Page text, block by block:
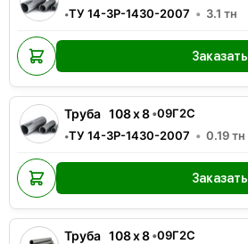
•ТУ 14-3Р-1430-2007 3.1 тн
Заказать
Труба 108x8•09Г2С
•ТУ 14-3Р-1430-2007 0.19тн
Заказать
Труба 108x8•09Г2С